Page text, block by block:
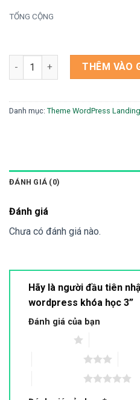
TỔNG CỘNG
Theme wordpress khóa học 3
THÊM VÀO
Danh mục: Theme WordPress
ĐÁNH GIÁ (0)
Đánh giá
Chưa có đánh giá nào.
Hãy là người đầu tiên
wordpress khóa học 3”
Đánh giá của bạn